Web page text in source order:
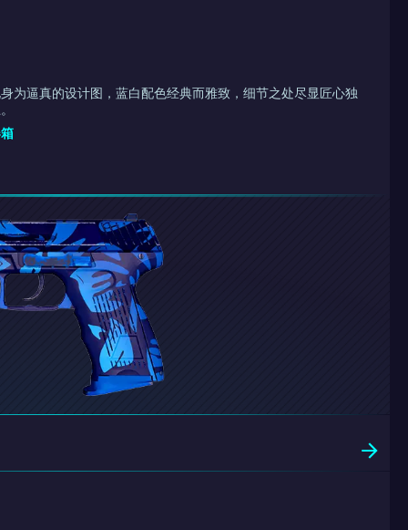
为逼真的设计图，蓝白配色经典而雅致，细节之处尽显匠心独